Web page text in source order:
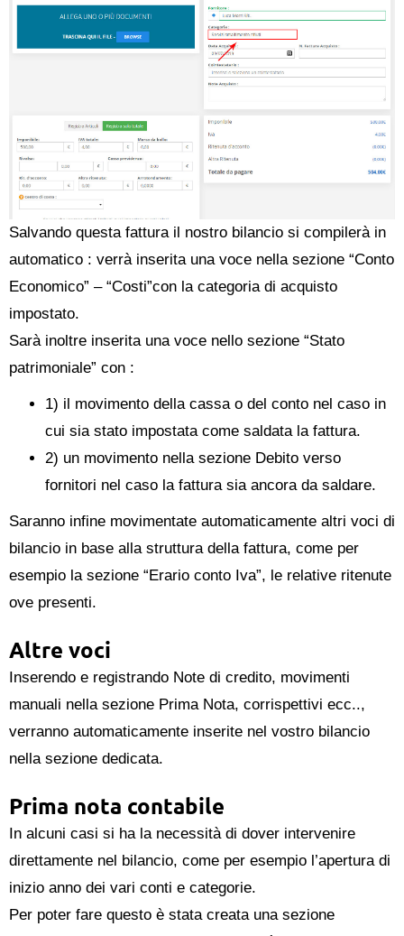
Salvando questa fattura il nostro bilancio si compilerà in
automatico : verrà inserita una voce nella sezione “Conto
Economico” – “Costi”con la categoria di acquisto
impostato.
Sarà inoltre inserita una voce nello sezione “Stato
patrimoniale” con :
1) il movimento della cassa o del conto nel caso in
cui sia stato impostata come saldata la fattura.
2) un movimento nella sezione Debito verso
fornitori nel caso la fattura sia ancora da saldare.
Saranno infine movimentate automaticamente altri voci di
bilancio in base alla struttura della fattura, come per
esempio la sezione “Erario conto Iva”, le relative ritenute
ove presenti.
Altre voci
Inserendo e registrando Note di credito, movimenti
manuali nella sezione Prima Nota, corrispettivi ecc..,
verranno automaticamente inserite nel vostro bilancio
nella sezione dedicata.
Prima nota contabile
In alcuni casi si ha la necessità di dover intervenire
direttamente nel bilancio, come per esempio l’apertura di
inizio anno dei vari conti e categorie.
Per poter fare questo è stata creata una sezione